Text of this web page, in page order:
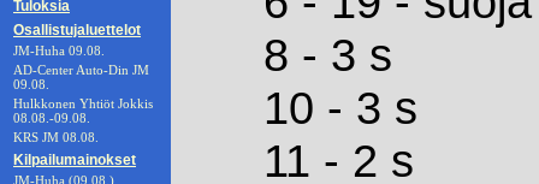
Tuloksia
Osallistujaluettelot
JM-Huha 09.08.
AD-Center Auto-Din JM
09.08.
Hulkkonen Yhtiöt Jokkis
08.08.-09.08.
KRS JM 08.08.
Kilpailumainokset
JM-Huha (09.08.)
8 - 3 s
10 - 3 s
11 - 2 s